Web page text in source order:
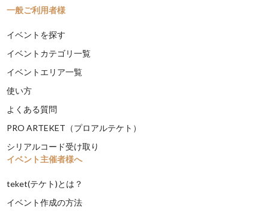
一般ご利用者様
イベントを探す
イベントカテゴリ一覧
イベントエリア一覧
使い方
よくある質問
PRO ARTEKET（プロアルテケト）
シリアルコード受け取り
イベント主催者様へ
teket(テケト)とは？
イベント作成の方法